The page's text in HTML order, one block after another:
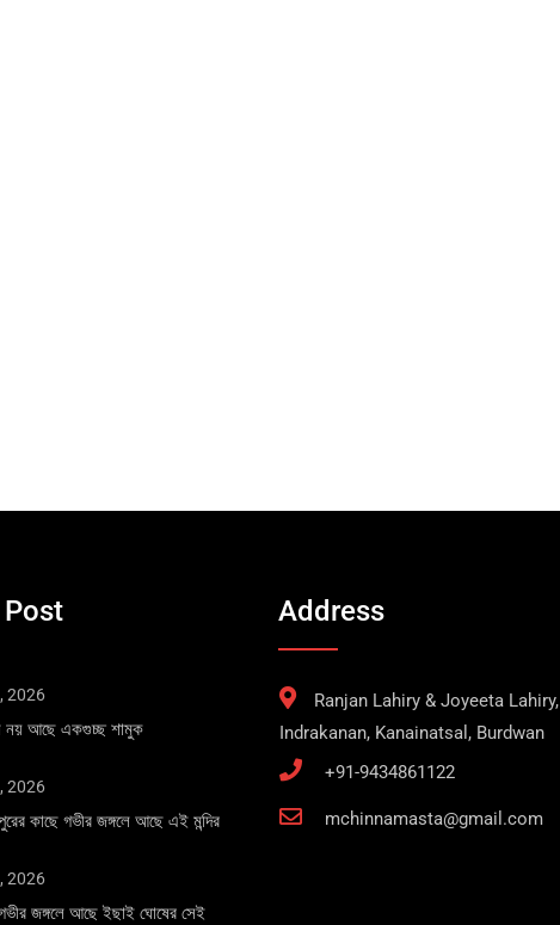
2026
নয় আছে একগুচ্ছ শামুক
2026
কাছে গভীর জঙ্গলে আছে এই মন্দির
2026
গভীর জঙ্গলে আছে ইছাই ঘোষের সেই
Address
Ranjan Lahiry & Joyeeta Lahiry,
Indrakanan, Kanainatsal, Burdwan
+91-9434861122
mchinnamasta@gmail.com